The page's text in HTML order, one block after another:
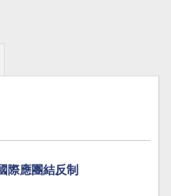
際應團結反制